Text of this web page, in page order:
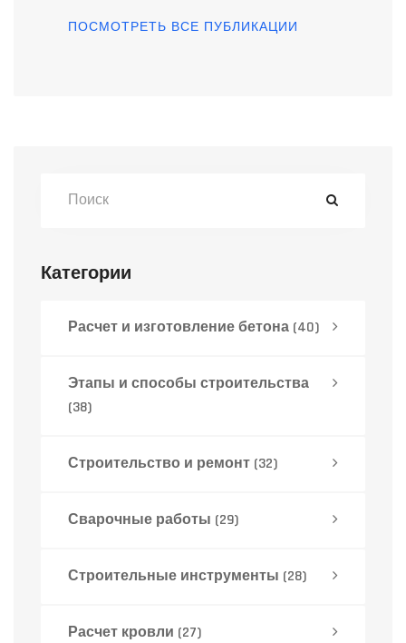
ПОСМОТРЕТЬ ВСЕ ПУБЛИКАЦИИ
Категории
Расчет и изготовление бетона (40)
Этапы и способы строительства
(38)
Строительство и ремонт (32)
Сварочные работы (29)
Строительные инструменты (28)
Расчет кровли (27)